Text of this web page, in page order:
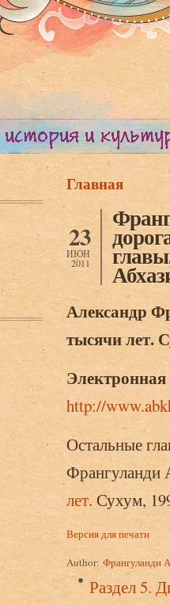
Вы здесь
Главная
23
ИЮН
2011
Александр
тысячи лет.
Электронная
http://
Остальные
Франгуланди
лет. Сухум,
Версия для печати
Author: Франгуланди
Раздел 5.